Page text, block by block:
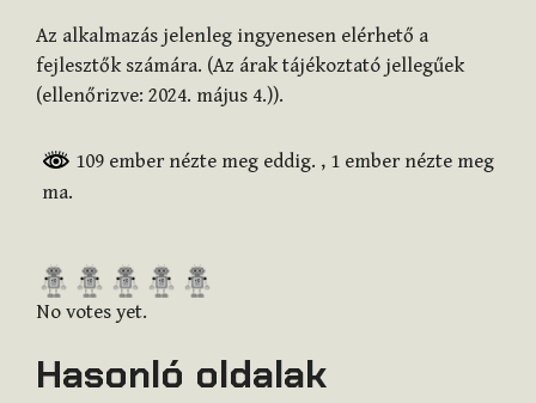
Az alkalmazás jelenleg ingyenesen elérhető a
fejlesztők számára. (Az árak tájékoztató jellegűek
(ellenőrizve: 2024. május 4.)).
109 ember nézte meg eddig. , 1 ember nézte meg
ma.
R
a
e
No votes yet.
Hasonló oldalak